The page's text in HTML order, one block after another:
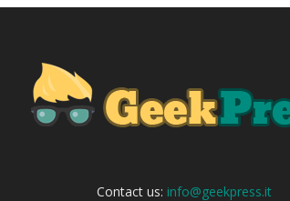
Contact us: info@geekpress.it